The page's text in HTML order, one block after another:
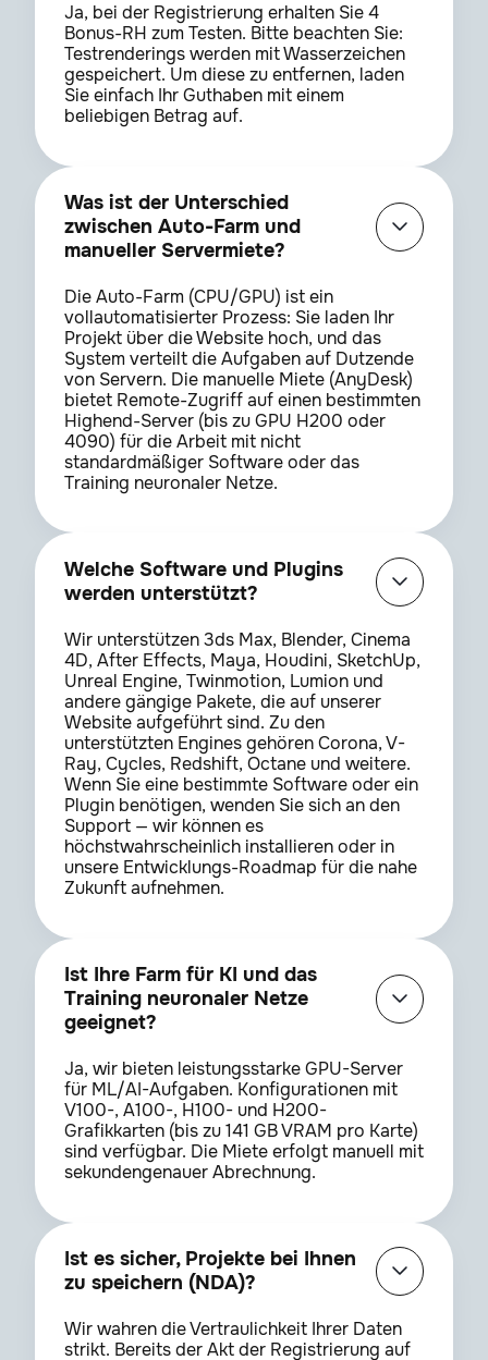
Ja, bei der Registrierung erhalten Sie 4
Bonus-RH zum Testen. Bitte beachten Sie:
Testrenderings werden mit Wasserzeichen
gespeichert. Um diese zu entfernen, laden
Sie einfach Ihr Guthaben mit einem
beliebigen Betrag auf.
Was ist der Unterschied
zwischen Auto-Farm und
manueller Servermiete?
Die Auto-Farm (CPU/GPU) ist ein
vollautomatisierter Prozess: Sie laden Ihr
Projekt über die Website hoch, und das
System verteilt die Aufgaben auf Dutzende
von Servern. Die manuelle Miete (AnyDesk)
bietet Remote-Zugriff auf einen bestimmten
Highend-Server (bis zu GPU H200 oder
4090) für die Arbeit mit nicht
standardmäßiger Software oder das
Training neuronaler Netze.
Welche Software und Plugins
werden unterstützt?
Wir unterstützen 3ds Max, Blender, Cinema
4D, After Effects, Maya, Houdini, SketchUp,
Unreal Engine, Twinmotion, Lumion und
andere gängige Pakete, die auf unserer
Website aufgeführt sind. Zu den
unterstützten Engines gehören Corona, V-
Ray, Cycles, Redshift, Octane und weitere.
Wenn Sie eine bestimmte Software oder ein
Plugin benötigen, wenden Sie sich an den
Support — wir können es
höchstwahrscheinlich installieren oder in
unsere Entwicklungs-Roadmap für die nahe
Zukunft aufnehmen.
Ist Ihre Farm für KI und das
Training neuronaler Netze
geeignet?
Ja, wir bieten leistungsstarke GPU-Server
für ML/AI-Aufgaben. Konfigurationen mit
V100-, A100-, H100- und H200-
Grafikkarten (bis zu 141 GB VRAM pro Karte)
sind verfügbar. Die Miete erfolgt manuell mit
sekundengenauer Abrechnung.
Ist es sicher, Projekte bei Ihnen
zu speichern (NDA)?
Wir wahren die Vertraulichkeit Ihrer Daten
strikt. Bereits der Akt der Registrierung auf